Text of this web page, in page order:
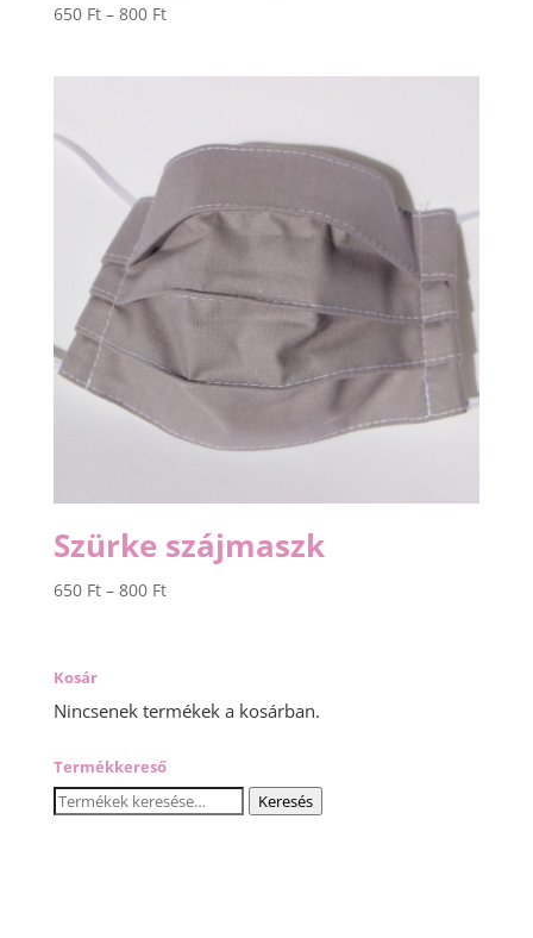
650 Ft – 800 FtÁrtartomány:
Szürke szájmaszk
650 Ft – 800 FtÁrtartomány:
Kosár
Nincsenek termékek a kosárban.
Termékkereső
Keresés
Keresés